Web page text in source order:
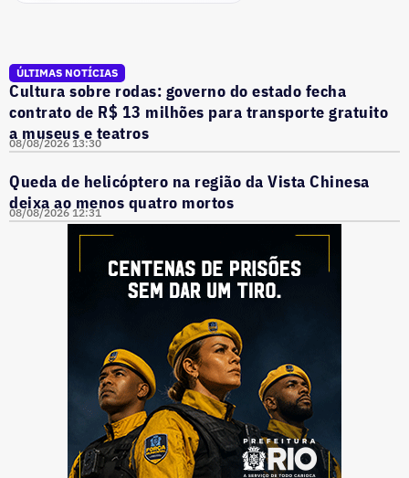
ÚLTIMAS NOTÍCIAS
Cultura sobre rodas: governo do estado fecha
contrato de R$ 13 milhões para transporte gratuito
a museus e teatros
08/08/2026 13:30
Queda de helicóptero na região da Vista Chinesa
deixa ao menos quatro mortos
08/08/2026 12:31